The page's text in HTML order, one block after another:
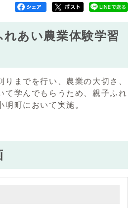
あい農業体験学習
りまでを行い、農業の大切さ、
て学んでもらうため、親子ふれ
明町において実施。